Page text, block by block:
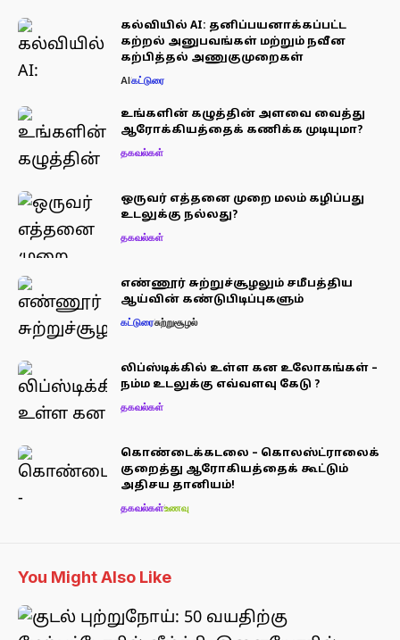
கல்வியில் AI: தனிப்பயனாக்கப்பட்ட
கற்றல் அனுபவங்கள் மற்றும் நவீன
கற்பித்தல் அணுகுமுறைகள்
AIகட்டுரை
உங்களின் கழுத்தின் அளவை வைத்து
ஆரோக்கியத்தைக் கணிக்க முடியுமா?
தகவல்கள்
ஒருவர் எத்தனை முறை மலம் கழிப்பது
உடலுக்கு நல்லது?
தகவல்கள்
எண்ணூர் சுற்றுச்சூழலும் சமீபத்திய
ஆய்வின் கண்டுபிடிப்புகளும்
கட்டுரைசுற்றுசூழல்
லிப்ஸ்டிக்கில் உள்ள கன உலோகங்கள் –
நம்ம உடலுக்கு எவ்வளவு கேடு ?
தகவல்கள்
கொண்டைக்கடலை – கொலஸ்ட்ராலைக்
குறைத்து ஆரோகியத்தைக் கூட்டும்
அதிசய தானியம்!
தகவல்கள்உணவு
You Might Also Like